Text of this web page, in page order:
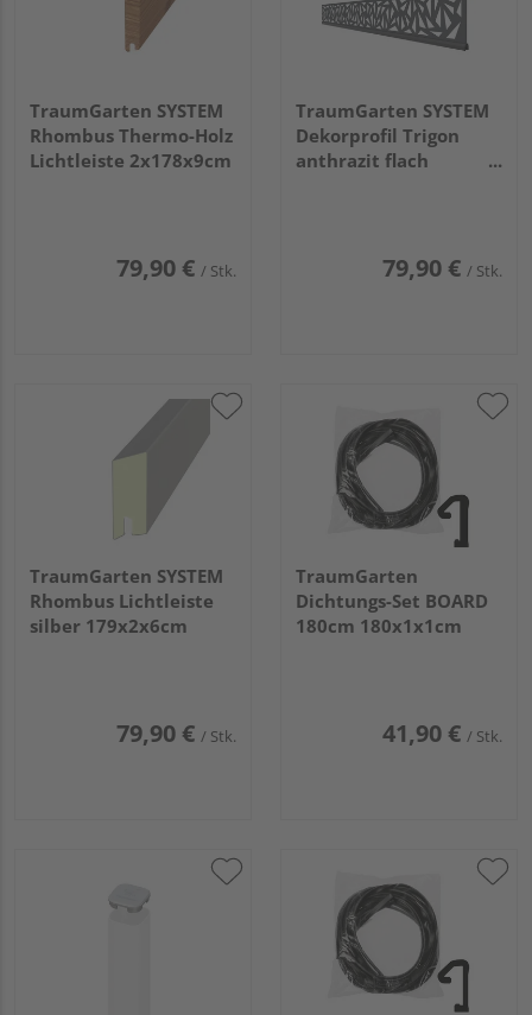
TraumGarten SYSTEM
Rhombus Thermo-Holz
Lichtleiste 2x178x9cm
79,90 € / Stk.
TraumGarten SYSTEM
Dekorprofil Trigon
anthrazit flach
79,90 € / Stk.
TraumGarten SYSTEM
Rhombus Lichtleiste
silber 179x2x6cm
79,90 € / Stk.
TraumGarten
Dichtungs-Set BOARD
180cm 180x1x1cm
41,90 € / Stk.